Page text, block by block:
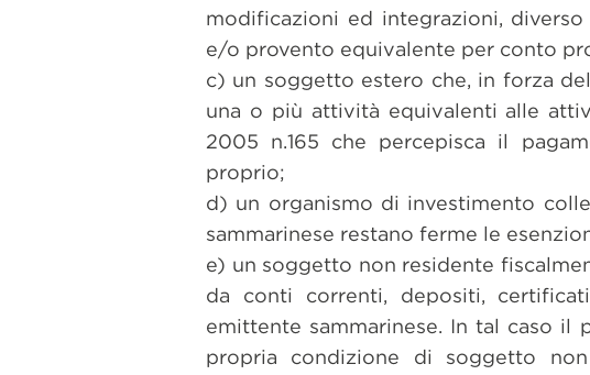
modificazioni ed integrazioni,
e/o provento equivalente per conto
c) un soggetto estero che, in forza
una o più attività equivalenti alle
2005 n.165 che percepisca il
proprio;
d) un organismo di investimento
sammarinese restano ferme le
e) un soggetto non residente
da conti correnti, depositi,
emittente sammarinese. In tal caso
propria condizione di soggetto